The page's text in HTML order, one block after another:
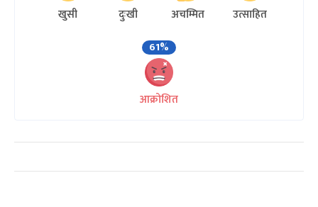
खुसी दुःखी अचम्मित
उत्साहित
61%
आक्रोशित